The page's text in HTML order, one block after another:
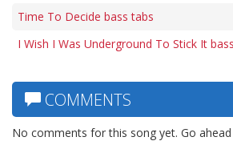
Time To Decide bass tabs
I Wish I Was Underground To Stick It
COMMENTS
No comments for this song yet. Go